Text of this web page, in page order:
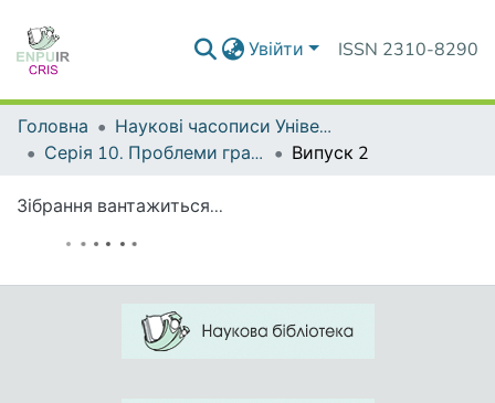
Увійти ISSN 2310-8290
Головна
Наукові часописи Університету
Серія 10. Проблеми граматики і лексикології української мови
Випуск 2
Зібрання вантажиться...